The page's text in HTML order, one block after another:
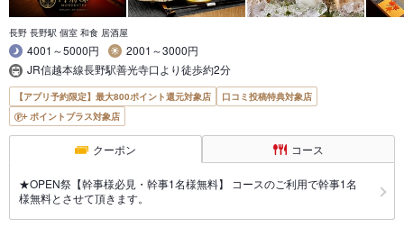
長野 長野駅 個室 和食 居酒屋
4001～5000円
2001～3000円
JR信越本線長野駅善光寺口より徒歩約2分
【アプリ予約限定】最大800ポイント還元対象店
口コミ投稿特典対象店
ポイントプラス対象店
クーポン コース
★OPEN祭【幹事様必見・幹事1名様無料】 コースのご利用で幹事1名
様無料とさせて頂きます。